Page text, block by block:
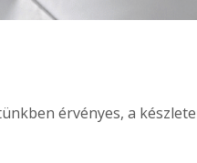
érvényes, a